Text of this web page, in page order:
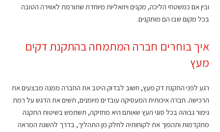
ובין אם כמשטחי הליכה, מקנים ויזואליות מיוחדת שתורמת לאווירה הטובה
בכל מקום שבו הם מותקנים.
איך בוחרים חברה המתמחה בהתקנת דקים
מעץ
רגע לפני התקנת דק מעץ, חשוב לבדוק היטב את החברה ממנה מבצעים את
הרכישה. חברה איכותית המעסיקה עובדים מיומנים, תשים את הדגש על רמת
גימור גבוהה בכל סוגי העץ שאותם היא מחזיקה, תשתמש בשיטות התקנה
מתקדמות ותהפוך את לקוחותיה לחלק מן התהליך, בדרך להשגת המראה